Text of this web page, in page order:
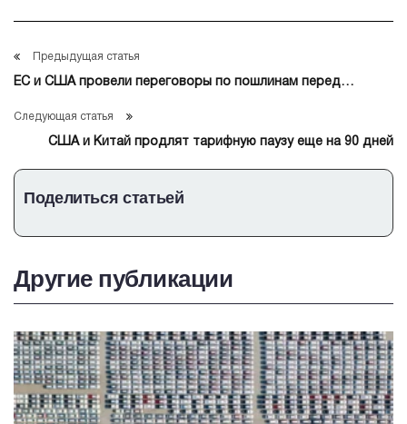
Предыдущая статья
ЕС и США провели переговоры по пошлинам перед
Следующая статья
США и Китай продлят тарифную паузу еще на 90 дней
Поделиться статьей
Другие публикации